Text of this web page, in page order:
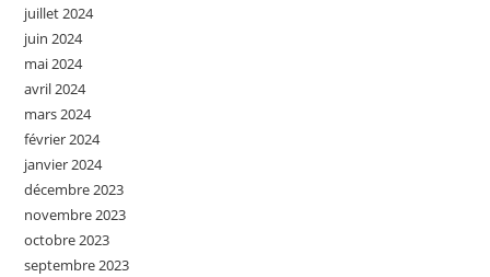
juillet 2024
juin 2024
mai 2024
avril 2024
mars 2024
février 2024
janvier 2024
décembre 2023
novembre 2023
octobre 2023
septembre 2023